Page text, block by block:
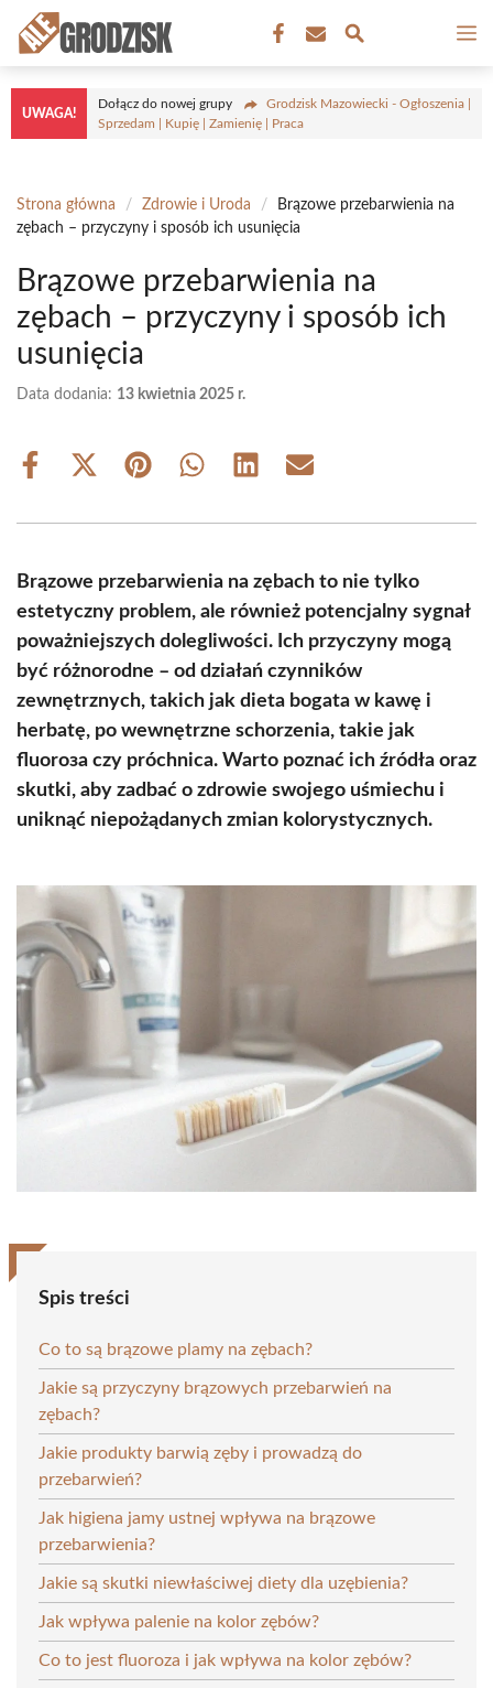
Przejdź
treści
UWAGA!
Dołącz do nowej grupy
Grodzisk Mazowiecki - Ogłoszenia |
Sprzedam | Kupię | Zamienię | Praca
Strona główna / Zdrowie i Uroda /
Brązowe przebarwienia na
zębach – przyczyny i sposób ich usunięcia
Brązowe przebarwienia na
zębach – przyczyny i sposób ich
usunięcia
Data dodania: 13 kwietnia 2025 r.
Share
Share
(Twitter)
Share Share Share Share
Brązowe przebarwienia na zębach to nie tylko
estetyczny problem, ale również potencjalny sygnał
poważniejszych dolegliwości. Ich przyczyny mogą
być różnorodne – od działań czynników
zewnętrznych, takich jak dieta bogata w kawę i
herbatę, po wewnętrzne schorzenia, takie jak
fluorоза czy próchnica. Warto poznać ich źródła oraz
skutki, aby zadbać o zdrowie swojego uśmiechu i
uniknąć niepożądanych zmian kolorystycznych.
Spis treści
Co to są brązowe plamy na zębach?
Jakie są pr​​zyczyny brązowych przebarwień na
zębach?
Jakie produkty barwią zęby i prowadzą do
przebarwień?
Jak higiena jamy ustnej wpływa na brązowe
przebarwienia?
Jakie są skutki niewłaściwej diety dla uzębienia?
Jak wpływa palenie na kolor zębów?
Co to jest fluoroza i jak wpływa na kolor zębów?